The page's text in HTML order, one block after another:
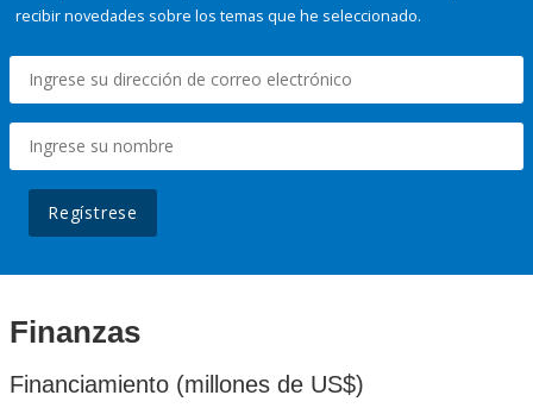
recibir novedades sobre los temas que he seleccionado.
Regístrese
Finanzas
Financiamiento (millones de US$)